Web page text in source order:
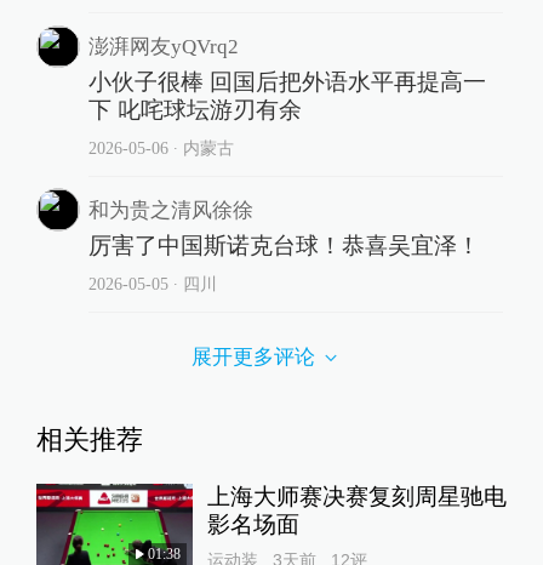
澎湃网友yQVrq2
小伙子很棒 回国后把外语水平再提高一
下 叱咤球坛游刃有余
2026-05-06∙ 内蒙古
和为贵之清风徐徐
厉害了中国斯诺克台球！恭喜吴宜泽！
2026-05-05∙ 四川
展开更多评论
相关推荐
01:38
上海大师赛决赛复刻周星驰电
影名场面
运动装 3天前 12评